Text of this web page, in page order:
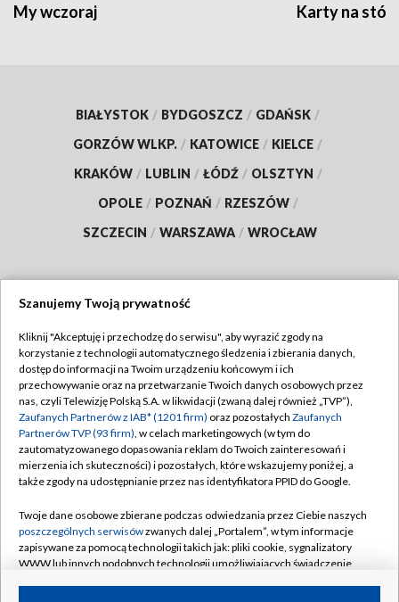
My wczoraj Karty na
BIAŁYSTOK / BYDGOSZCZ / GDAŃSK /
GORZÓW WLKP. / KATOWICE / KIELCE /
KRAKÓW / LUBLIN / ŁÓDŹ / OLSZTYN /
OPOLE / POZNAŃ / RZESZÓW /
SZCZECIN / WARSZAWA / WROCŁAW
TVP
Abonament TVP
Emisja w TVP
Centrum informacji TVP
Naziemna Telewizja Cyfrowa
Rada Programowa
System NOS
Informacje o nadawcy
Regulamin TVP
Polityka prywatności
Moje zgody
Pomoc
Kontakt
Kanały
Szanujemy Twoją prywatność
Kliknij "Akceptuję i przechodzę do serwisu", aby wyrazić zgody na
korzystanie z technologii automatycznego śledzenia i zbierania danych,
dostęp do informacji na Twoim urządzeniu końcowym i ich
przechowywanie oraz na przetwarzanie Twoich danych osobowych przez
nas, czyli Telewizję Polską S.A. w likwidacji (zwaną dalej również „TVP”),
Zaufanych Partnerów z IAB* (1201 firm) oraz pozostałych Zaufanych
Partnerów TVP (93 firm), w celach marketingowych (w tym do
zautomatyzowanego dopasowania reklam do Twoich zainteresowań i
mierzenia ich skuteczności) i pozostałych, które wskazujemy poniżej, a
także zgody na udostępnianie przez nas identyfikatora PPID do Google.
Twoje dane osobowe zbierane podczas odwiedzania przez Ciebie naszych
poszczególnych serwisówzwanych dalej „Portalem”, w tym informacje
zapisywane za pomocą technologii takich jak: pliki cookie, sygnalizatory
WWW lub innych podobnych technologii umożliwiających świadczenie